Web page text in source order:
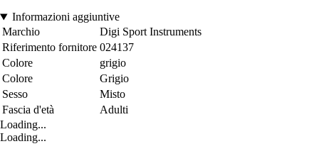
Informazioni aggiuntive
Marchio
Digi Sport Instruments
Riferimento fornitore 024137
Colore
grigio
Colore
Grigio
Sesso
Misto
Fascia d'età
Adulti
Loading...
Loading...